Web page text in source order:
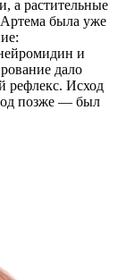
а растительные
Артема была уже
и
дало
рефлекс. Исход
позже — был